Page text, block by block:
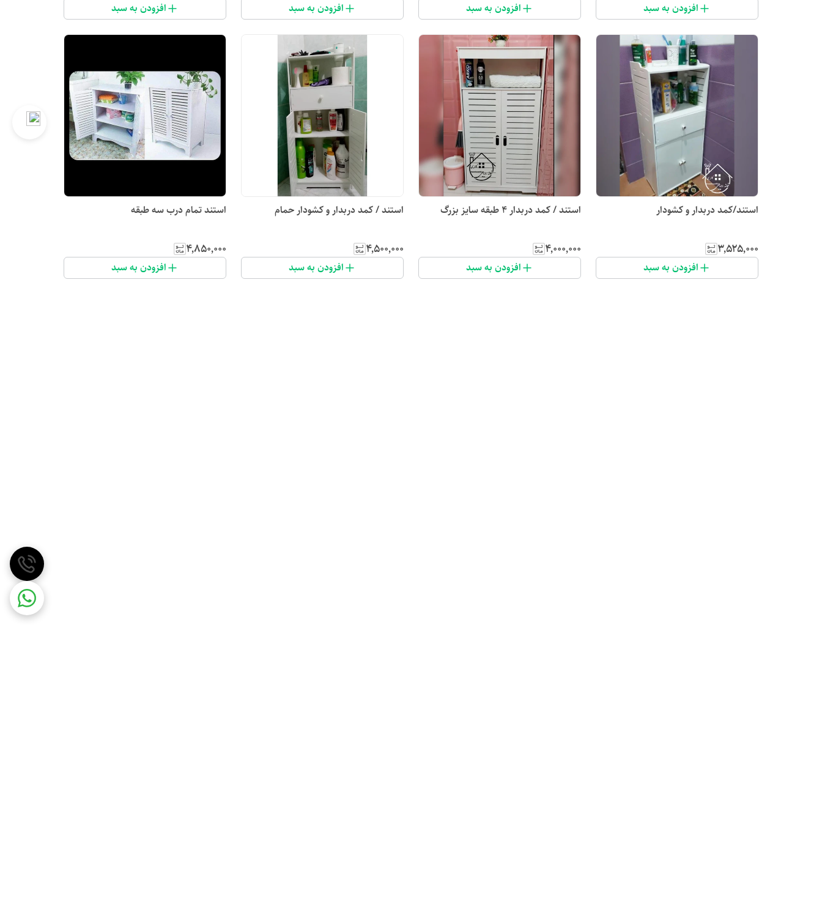
افزودن به سبد افزودن به سبد افزودن به سبد افزودن به سبد
استند/کمد دربدار و کشودار
۳٬۵۲۵٬۰۰۰
افزودن به سبد
استند / کمد دربدار ۴ طبقه سایز بزرگ
۴٬۰۰۰٬۰۰۰
افزودن به سبد
استند / کمد دربدار و کشودار حمام
۴٬۵۰۰٬۰۰۰
افزودن به سبد
استند تمام درب سه طبقه
۴٬۸۵۰٬۰۰۰
افزودن به سبد